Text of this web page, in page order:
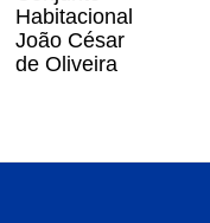
Habitacional
João César
de Oliveira